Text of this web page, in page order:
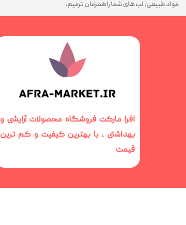
مواد طبیعی، لب های شما را همزمان ترمیم،
تغذیه و فوق العاده درخشان می کند
افرا مارکت فروشگاه محصولات آرایشی و
بهداشتی ، با بهترین کیفیت و کم ترین
قیمت